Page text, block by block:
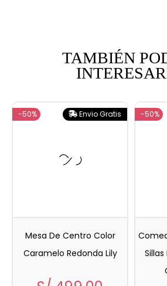
TAMBIÉN
Envio Gratis
Mesa De Centro Color
Caramelo Redonda Lily
-50% -50%